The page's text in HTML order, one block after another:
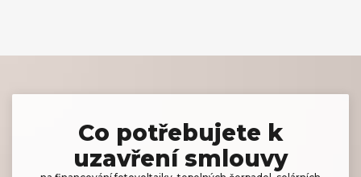
Co potřebujete k
uzavření smlouvy